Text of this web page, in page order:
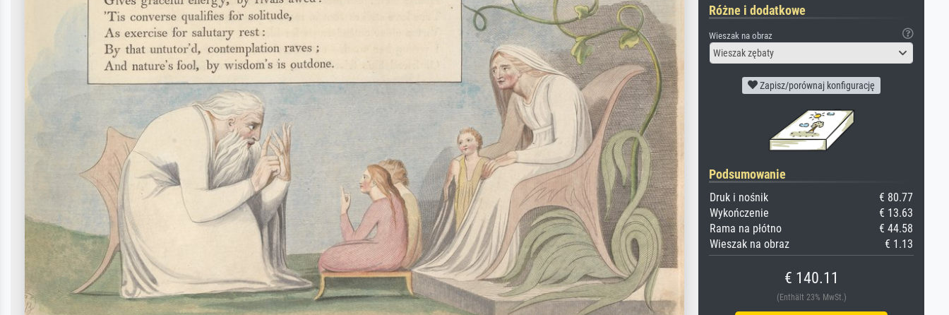
Różne i dodatkowe
Wieszak na obraz
Wieszak zębaty
Zapisz/porównaj konfigurację
Podsumowanie
Druk i nośnik
€ 80.77
Wykończenie
€ 13.63
Rama na płótno
€ 44.58
Wieszak na obraz
€ 1.13
€ 140.11
(Enthält 23% MwSt.)